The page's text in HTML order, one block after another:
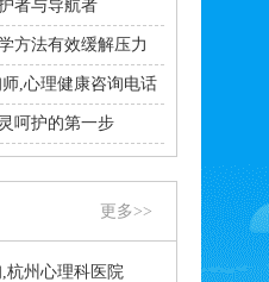
者与导航者
方法有效缓解压力
,心理健康咨询电话
呵护的第一步
更多>>
杭州心理科医院